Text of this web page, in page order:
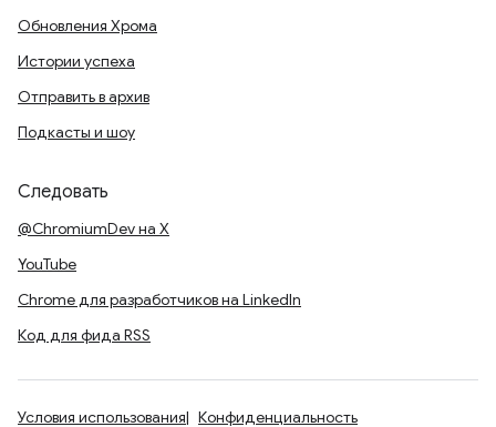
Обновления Хрома
Истории успеха
Отправить в архив
Подкасты и шоу
Следовать
@ChromiumDev на X
YouTube
Chrome для разработчиков на LinkedIn
Код для фида RSS
Условия использования Конфиденциальность